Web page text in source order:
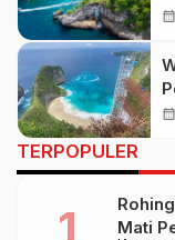
calendar_month
calendar_month
TERPOPULER
Mati